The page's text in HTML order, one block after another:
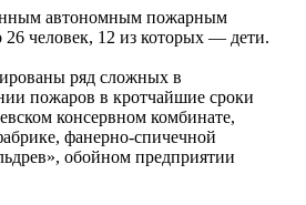
автономным пожарным
26 человек, 12 из которых — дети.
ряд сложных в
пожаров в кротчайшие сроки
консервном комбинате,
фанерно-спичечной
обойном предприятии